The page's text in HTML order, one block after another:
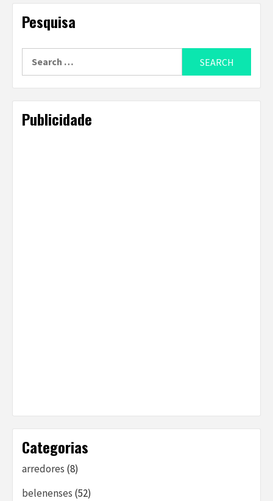
Pesquisa
Publicidade
Categorias
arredores (8)
belenenses (52)